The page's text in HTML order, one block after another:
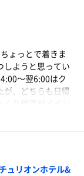
このサウナセッ
ろしい施設なの
ょっとで着きま
しようと思ってい
〜翌6:00はク
が、どちらも日帰
り飲酒がメイン
ンの吐水切替が
だわりがと感心
ュリオンホテル&